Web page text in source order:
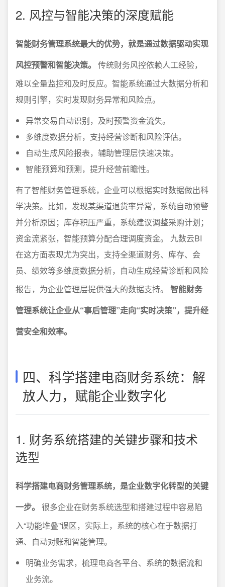
2. 风控与智能决策的深度赋能
智能财务管理系统最大的优势，就是通过数据驱动实现
风控预警和智能决策。
传统财务风控依赖人工经验，
难以全量监控和及时反应。智能系统通过大数据分析和
规则引擎，实时发现财务异常和风险点。
异常交易自动识别，及时预警资金流失。
多维度数据分析，支持经营诊断和风险评估。
自动生成风险报表，辅助管理层快速决策。
智能预算和预测，提升经营前瞻性。
有了智能财务管理系统，企业可以根据实时数据做出科
学决策。比如，发现某渠道退货率异常，系统自动预警
并分析原因；库存积压严重，系统建议调整采购计划；
资金流紧张，智能预算分配合理调度资金。 九数云BI
在这方面表现尤为突出，支持全渠道财务、库存、会
员、绩效等多维度数据分析，自动生成经营诊断和风险
报告，为企业管理层提供强大的数据支持。 智能财务
管理系统让企业从“事后管理”走向“实时决策”，提升经
营安全和效率。
四、科学搭建电商财务系统：解
放人力，赋能企业数字化
1. 财务系统搭建的关键步骤和技术
选型
科学搭建电商财务管理系统，是企业数字化转型的关键
一步。
很多企业在财务系统选型和搭建过程中容易陷
入“功能堆叠”误区，实际上，系统的核心在于数据打
通、自动对账和智能管理。
明确业务需求，梳理电商各平台、系统的数据流和
业务流。